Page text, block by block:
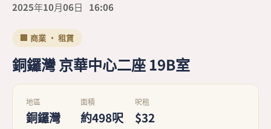
2025年10月06日
16:06
🏢 商業 · 租賃
銅鑼灣 京華中心二座 19B室
地區
銅鑼灣
面積
約498呎
呎租
$32